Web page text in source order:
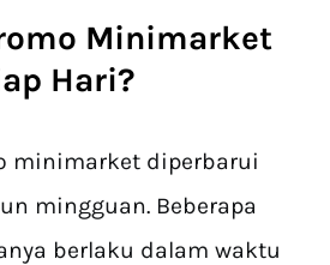
Minimarket
Hari?
minimarket diperbarui
mingguan. Beberapa
berlaku dalam waktu